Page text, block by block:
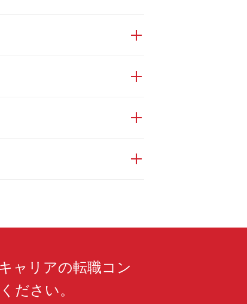
ャリアの転職コン
ださい。